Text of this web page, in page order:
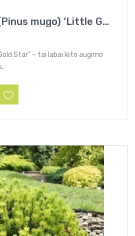
Pušis kalninė (Pinus mugo) ‘Little Gold Star’ syn.’Laarheide’
Star” – tai labai lėto augimo